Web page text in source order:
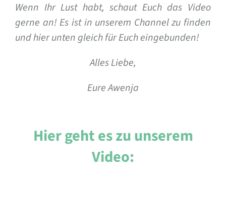
Wenn Ihr Lust habt, schaut Euch das Video
gerne an! Es ist in unserem Channel zu finden
und hier unten gleich für Euch eingebunden!
Alles Liebe,
Eure Awenja
Hier geht es zu unserem
Video: